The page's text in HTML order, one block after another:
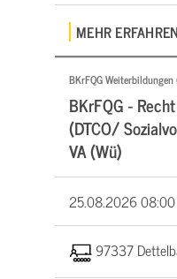
MEHR ERFAHREN
BKrFQG
BKrFQG -
(DTCO/
VA (Wü)
25.08.2026
97337